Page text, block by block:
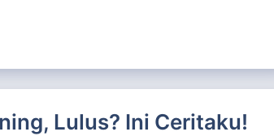
Lulus? Ini Ceritaku!